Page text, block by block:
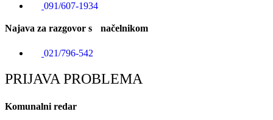
091/607-1934
Najava za razgovor s načelnikom
021/796-542
PRIJAVA PROBLEMA
Komunalni redar